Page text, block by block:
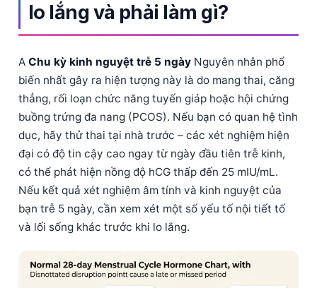
lo lắng và phải làm gì?
A Chu kỳ kinh nguyệt trễ 5 ngày Nguyên nhân phổ
biến nhất gây ra hiện tượng này là do mang thai, căng
thẳng, rối loạn chức năng tuyến giáp hoặc hội chứng
buồng trứng đa nang (PCOS). Nếu bạn có quan hệ tình
dục, hãy thử thai tại nhà trước – các xét nghiệm hiện
đại có độ tin cậy cao ngay từ ngày đầu tiên trễ kinh,
có thể phát hiện nồng độ hCG thấp đến 25 mIU/mL.
Nếu kết quả xét nghiệm âm tính và kinh nguyệt của
bạn trễ 5 ngày, cần xem xét một số yếu tố nội tiết tố
và lối sống khác trước khi lo lắng.